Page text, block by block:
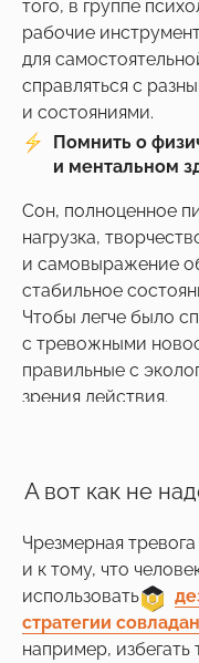
того, в группе
рабочие
для
справляться с
и состояниями.
Помнить о
и ментальном
Сон, полноценное
нагрузка,
и самовыражение
стабильное
Чтобы легче было
с тревожными
правильные с
зрения действия.
А вот как не
Чрезмерная
и к тому, что
использовать____
стратегии
например, избегать